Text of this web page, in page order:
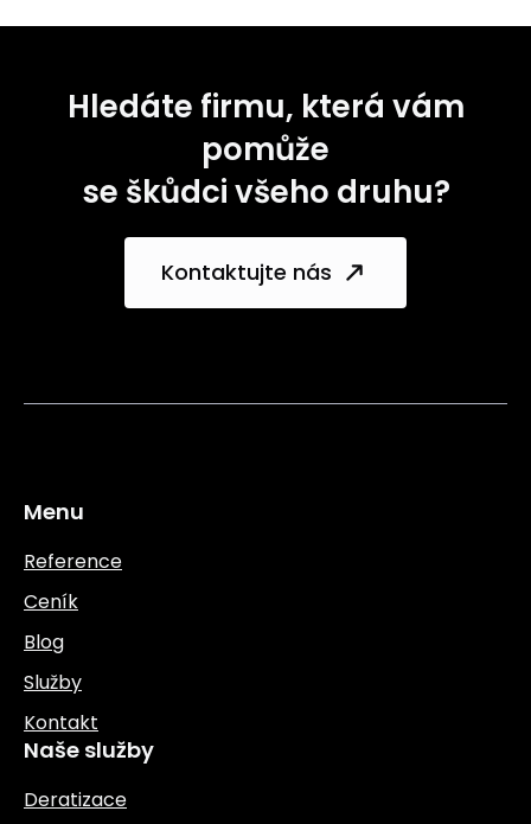
Hledáte firmu, která vám
pomůže
se škůdci všeho druhu?
Kontaktujte nás
Menu
Reference
Ceník
Blog
Služby
Kontakt
Naše služby
Deratizace